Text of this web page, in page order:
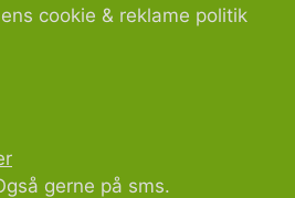
cookie & reklame politik
gerne på sms.